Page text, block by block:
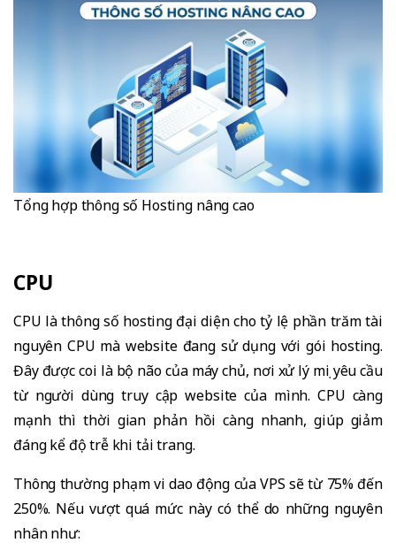
Tổng hợp thông số Hosting nâng cao
CPU
CPU là thông số hosting đại diện cho tỷ lệ phần trăm tài
nguyên CPU mà website đang sử dụng với gói hosting.
Đây được coi là bộ não của máy chủ, nơi xử lý mọi yêu cầu
từ người dùng truy cập website của mình. CPU càng
mạnh thì thời gian phản hồi càng nhanh, giúp giảm
đáng kể độ trễ khi tải trang.
Thông thường phạm vi dao động của VPS sẽ từ 75% đến
250%. Nếu vượt quá mức này có thể do những nguyên
nhân như: